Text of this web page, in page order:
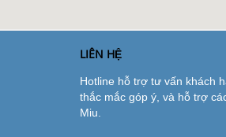
LIÊN HỆ
Hotline hỗ trợ tư vấn khách
thắc mắc góp ý, và hỗ trợ
Miu.